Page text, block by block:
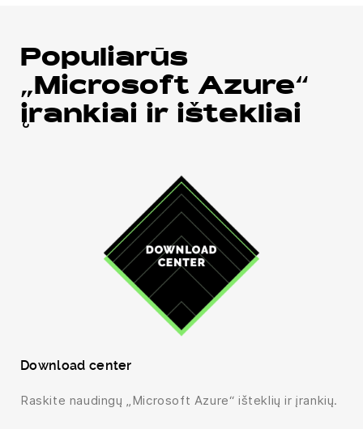
Populiarūs
„Microsoft Azure“
įrankiai ir ištekliai
Download center
Raskite naudingų „Microsoft Azure“ išteklių ir įrankių.